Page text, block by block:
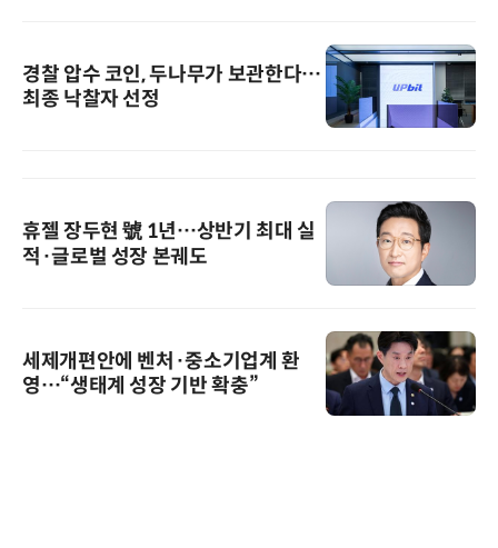
경찰 압수 코인, 두나무가 보관한다…
최종 낙찰자 선정
휴젤 장두현 號 1년…상반기 최대 실
적·글로벌 성장 본궤도
세제개편안에 벤처·중소기업계 환
영…“생태계 성장 기반 확충”